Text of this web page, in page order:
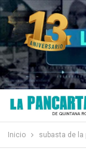
Inicio subasta de la